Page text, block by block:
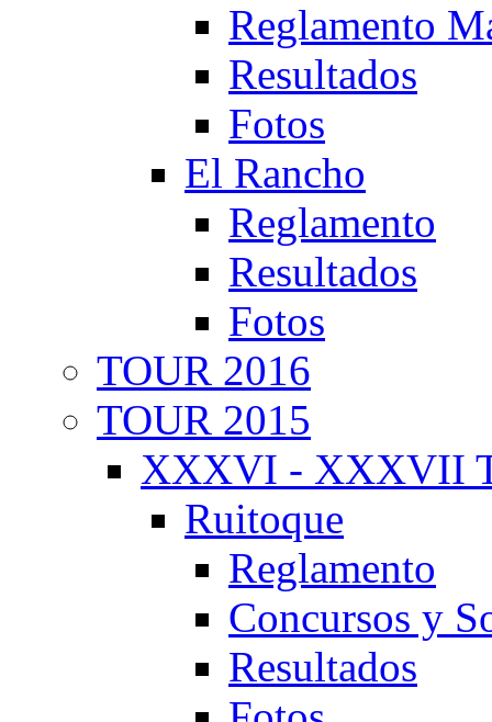
Reglamento
Resultados
Fotos
El Rancho
Reglamento
Resultados
Fotos
TOUR 2016
TOUR 2015
XXXVI - XXXVII
Ruitoque
Reglamento
Concursos y
Resultados